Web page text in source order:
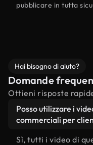
pubblicare in tutta
Hai bisogno di aiuto?
Domande
Ottieni risposte
Posso utilizzare i
commerciali per
Sì, tutti i video di